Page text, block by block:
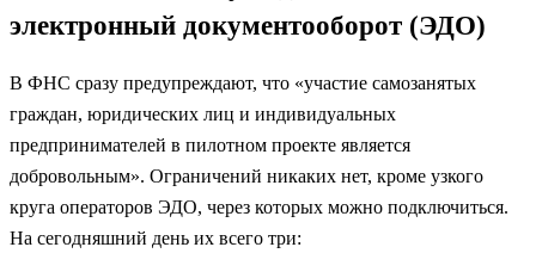
электронный документооборот (ЭДО)
В ФНС сразу предупреждают, что «участие самозанятых
граждан, юридических лиц и индивидуальных
предпринимателей в пилотном проекте является
добровольным». Ограничений никаких нет, кроме узкого
круга операторов ЭДО, через которых можно подключиться.
На сегодняшний день их всего три: